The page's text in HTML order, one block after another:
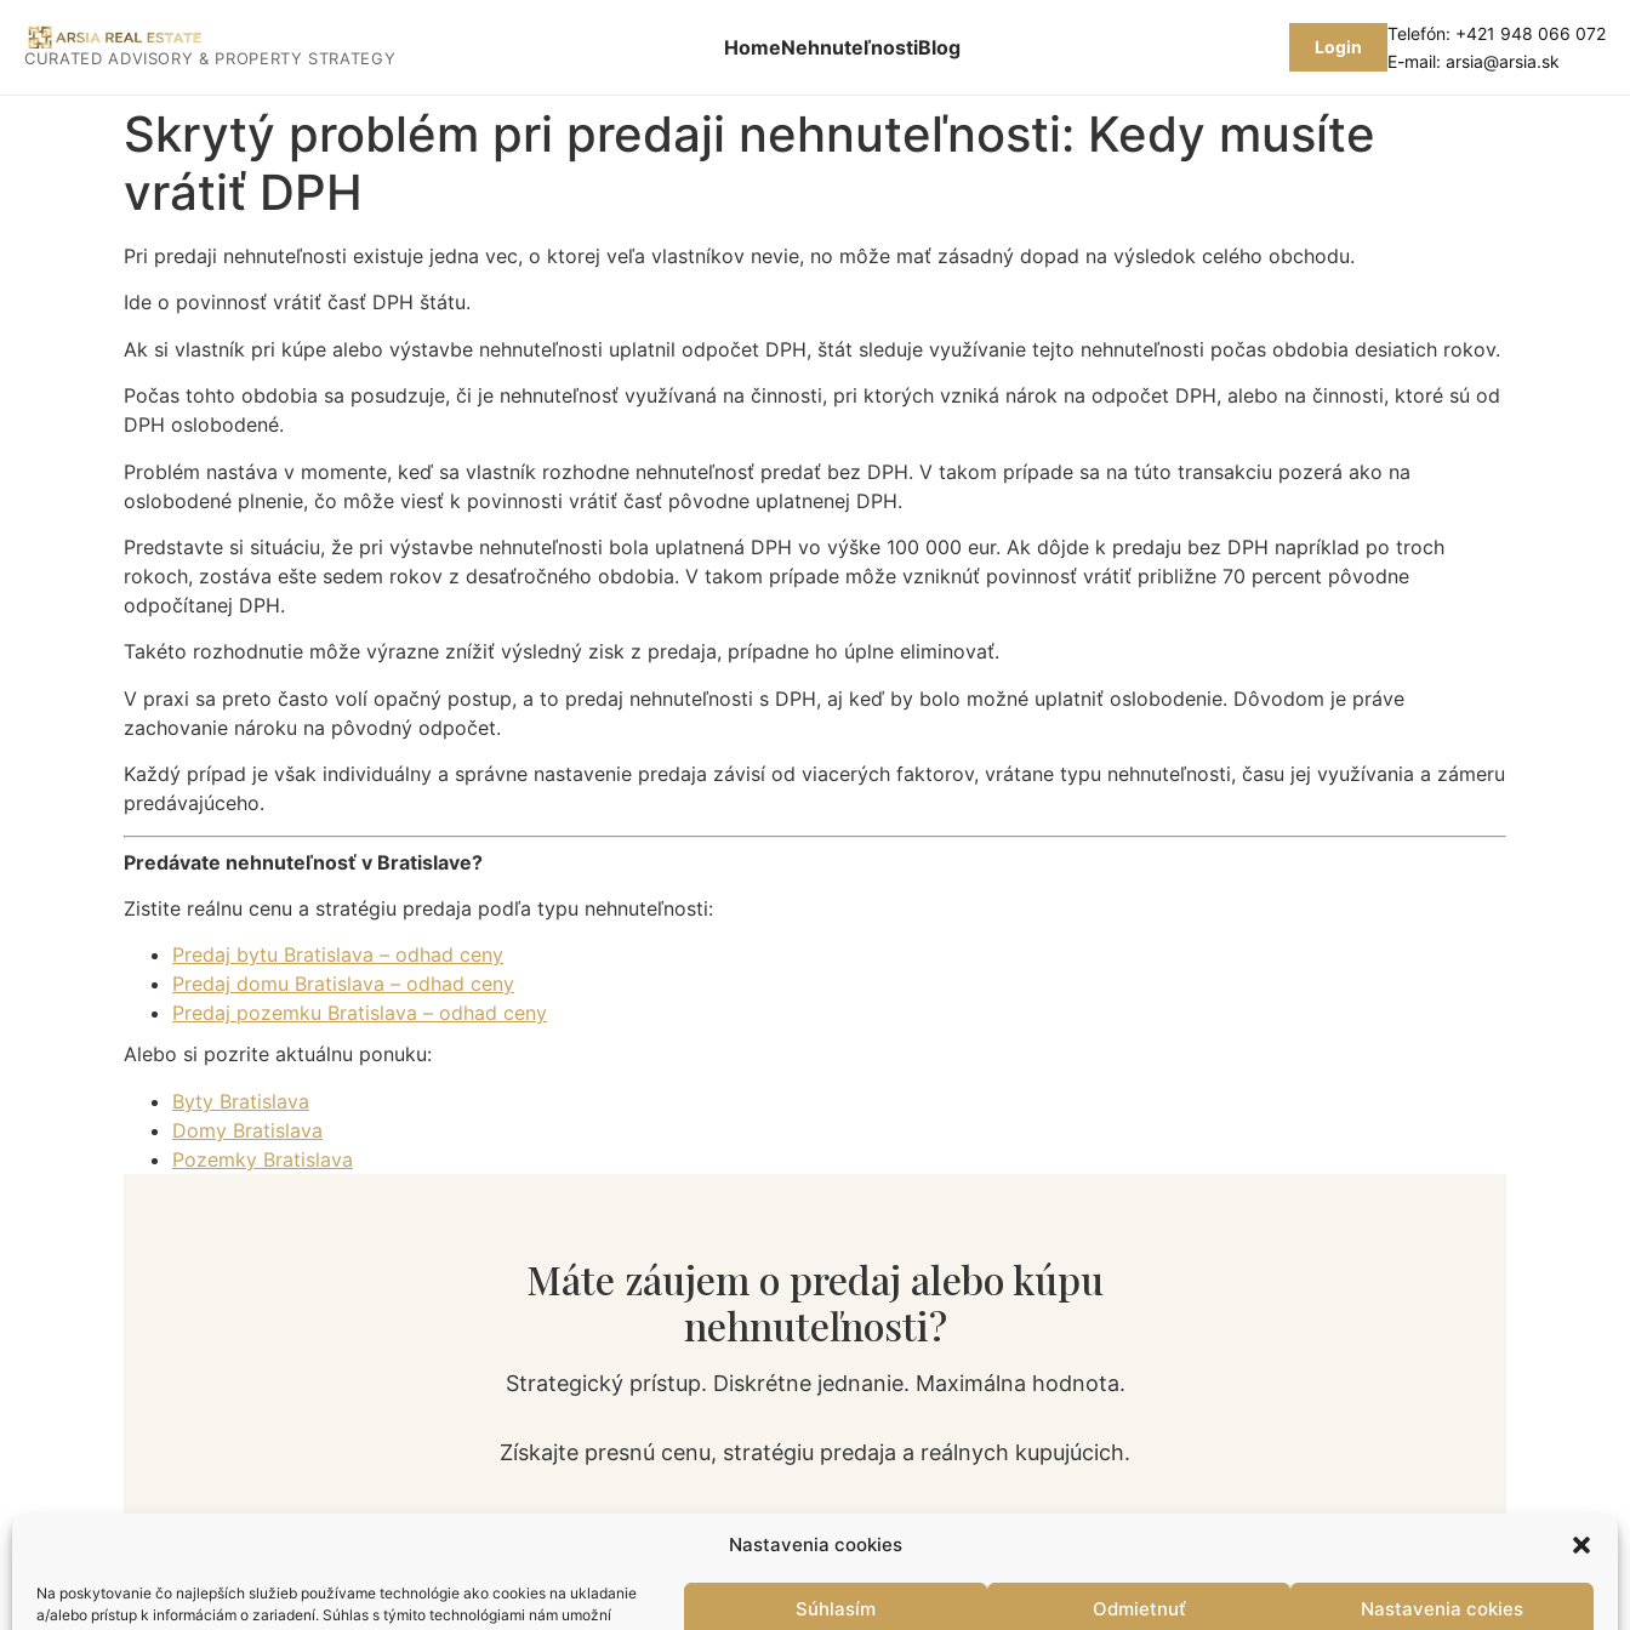
Nastavenia cookies
Na poskytovanie čo najlepších služieb používame technológie ako cookies na ukladanie
a/alebo prístup k informáciám o zariadení. Súhlas s týmito technológiami nám umožní
Súhlasím Odmietnuť Nastavenia cokies
CURATED ADVISORY & PROPERTY STRATEGY HomeNehnuteľnostiBlog Login
Telefón: +421 948 066 072
E-mail: arsia@arsia.sk
Skrytý problém pri predaji nehnuteľnosti: Kedy musíte
vrátiť DPH
Pri predaji nehnuteľnosti existuje jedna vec, o ktorej veľa vlastníkov nevie, no môže mať zásadný dopad na výsledok celého obchodu.
Ide o povinnosť vrátiť časť DPH štátu.
Ak si vlastník pri kúpe alebo výstavbe nehnuteľnosti uplatnil odpočet DPH, štát sleduje využívanie tejto nehnuteľnosti počas obdobia desiatich rokov.
Počas tohto obdobia sa posudzuje, či je nehnuteľnosť využívaná na činnosti, pri ktorých vzniká nárok na odpočet DPH, alebo na činnosti, ktoré sú od
DPH oslobodené.
Problém nastáva v momente, keď sa vlastník rozhodne nehnuteľnosť predať bez DPH. V takom prípade sa na túto transakciu pozerá ako na
oslobodené plnenie, čo môže viesť k povinnosti vrátiť časť pôvodne uplatnenej DPH.
Predstavte si situáciu, že pri výstavbe nehnuteľnosti bola uplatnená DPH vo výške 100 000 eur. Ak dôjde k predaju bez DPH napríklad po troch
rokoch, zostáva ešte sedem rokov z desaťročného obdobia. V takom prípade môže vzniknúť povinnosť vrátiť približne 70 percent pôvodne
odpočítanej DPH.
Takéto rozhodnutie môže výrazne znížiť výsledný zisk z predaja, prípadne ho úplne eliminovať.
V praxi sa preto často volí opačný postup, a to predaj nehnuteľnosti s DPH, aj keď by bolo možné uplatniť oslobodenie. Dôvodom je práve
zachovanie nároku na pôvodný odpočet.
Každý prípad je však individuálny a správne nastavenie predaja závisí od viacerých faktorov, vrátane typu nehnuteľnosti, času jej využívania a zámeru
predávajúceho.
Predávate nehnuteľnosť v Bratislave?
Zistite reálnu cenu a stratégiu predaja podľa typu nehnuteľnosti:
Predaj bytu Bratislava – odhad ceny
Predaj domu Bratislava – odhad ceny
Predaj pozemku Bratislava – odhad ceny
Alebo si pozrite aktuálnu ponuku:
Byty Bratislava
Domy Bratislava
Pozemky Bratislava
Máte záujem o predaj alebo kúpu
nehnuteľnosti?
Strategický prístup. Diskrétne jednanie. Maximálna hodnota.
Získajte presnú cenu, stratégiu predaja a reálnych kupujúcich.
Zavolať teraz